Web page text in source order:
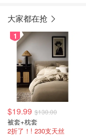
大家都在抢
1
$19.99 $130.00
被套+枕套
2折了！! 230支天丝